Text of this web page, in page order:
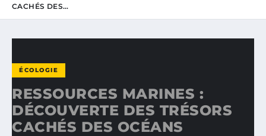
CACHÉS DES…
ÉCOLOGIE
RESSOURCES MARINES :
DÉCOUVERTE DES TRÉSORS
CACHÉS DES OCÉANS